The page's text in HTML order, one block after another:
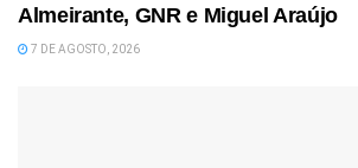
Almeirante, GNR e Miguel Araújo
7 DE AGOSTO, 2026